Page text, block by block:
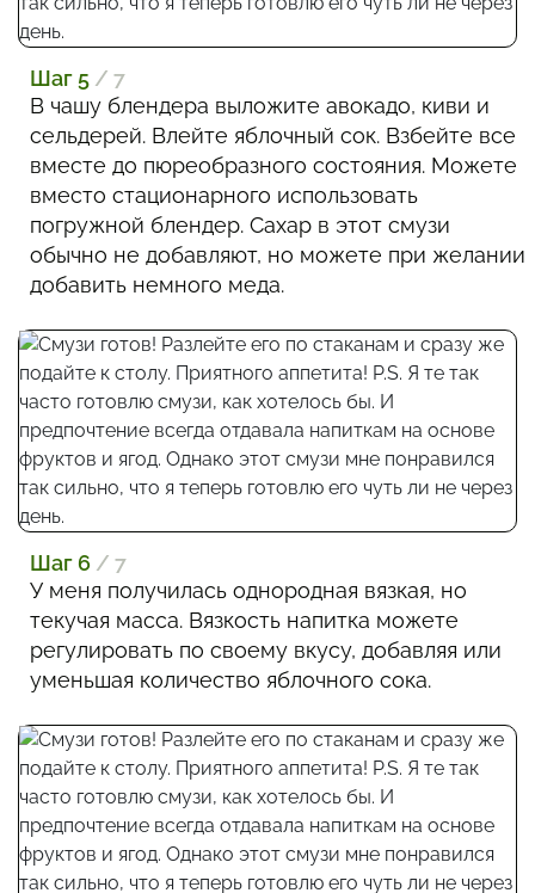
Шаг 5 / 7
В чашу блендера выложите авокадо, киви и
сельдерей. Влейте яблочный сок. Взбейте все
вместе до пюреобразного состояния. Можете
вместо стационарного использовать
погружной блендер. Сахар в этот смузи
обычно не добавляют, но можете при желании
добавить немного меда.
Шаг 6 / 7
У меня получилась однородная вязкая, но
текучая масса. Вязкость напитка можете
регулировать по своему вкусу, добавляя или
уменьшая количество яблочного сока.